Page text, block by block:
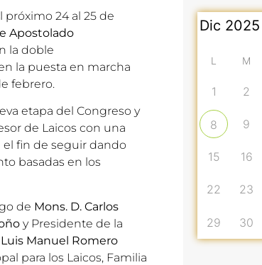
próximo 24 al 25 de
Apostolado
la doble
la puesta en marcha
febrero.
etapa del Congreso y
de Laicos con una
el fin de seguir dando
basadas en los
de Mons. D. Carlos
y Presidente de la
Luis Manuel Romero
para los Laicos, Familia
L M
1 2
8 9
15 16
22 23
29 30